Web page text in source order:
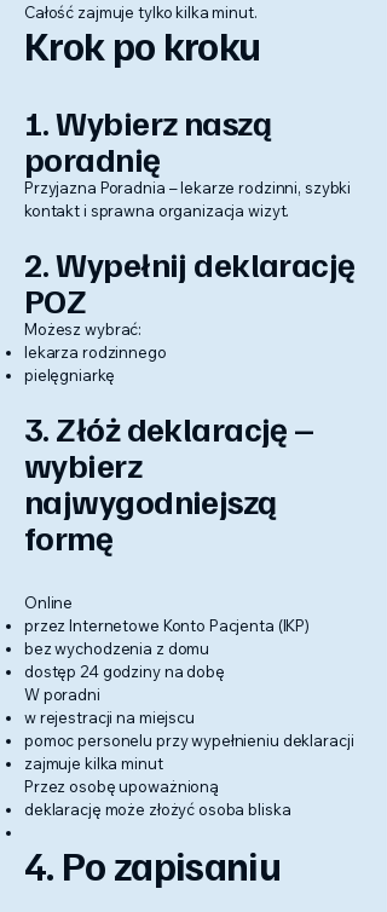
Całość zajmuje tylko kilka minut.
Krok po kroku
1. Wybierz naszą
poradnię
Przyjazna Poradnia – lekarze rodzinni, szybki
kontakt i sprawna organizacja wizyt.
2. Wypełnij deklarację
POZ
Możesz wybrać:
lekarza rodzinnego
pielęgniarkę
3. Złóż deklarację –
wybierz
najwygodniejszą
formę
Online
przez Internetowe Konto Pacjenta (IKP)
bez wychodzenia z domu
dostęp 24 godziny na dobę
W poradni
w rejestracji na miejscu
pomoc personelu przy wypełnieniu deklaracji
zajmuje kilka minut
Przez osobę upoważnioną
deklarację może złożyć osoba bliska
4. Po zapisaniu